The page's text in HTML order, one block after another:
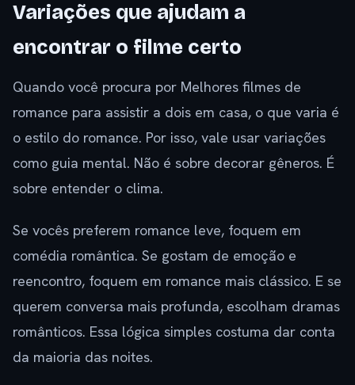
Variações que ajudam a
encontrar o filme certo
Quando você procura por Melhores filmes de
romance para assistir a dois em casa, o que varia é
o estilo do romance. Por isso, vale usar variações
como guia mental. Não é sobre decorar gêneros. É
sobre entender o clima.
Se vocês preferem romance leve, foquem em
comédia romântica. Se gostam de emoção e
reencontro, foquem em romance mais clássico. E se
querem conversa mais profunda, escolham dramas
românticos. Essa lógica simples costuma dar conta
da maioria das noites.